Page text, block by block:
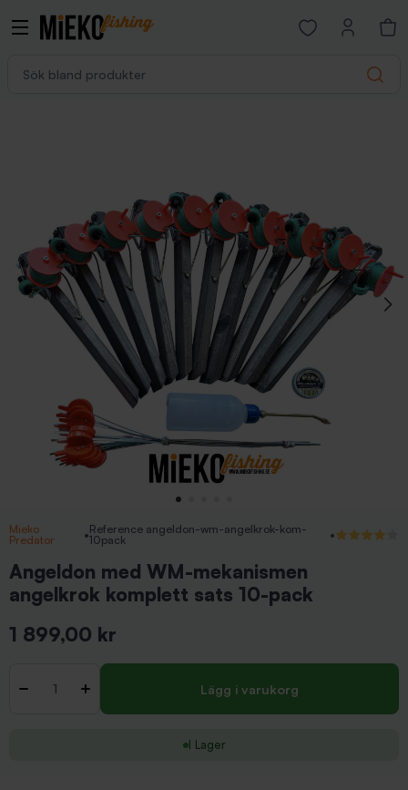
Search
Open favorites
Mieko
Predator
•Reference angeldon-wm-angelkrok-kom-
10pack
•4/5 (1
Angeldon med WM-mekanismen
angelkrok komplett sats 10-pack
1 899,00 kr
- + Lägg i varukorg
I Lager